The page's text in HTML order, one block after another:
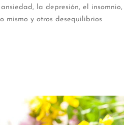
la depresión, el insomnio,
mismo y otros desequilibrios